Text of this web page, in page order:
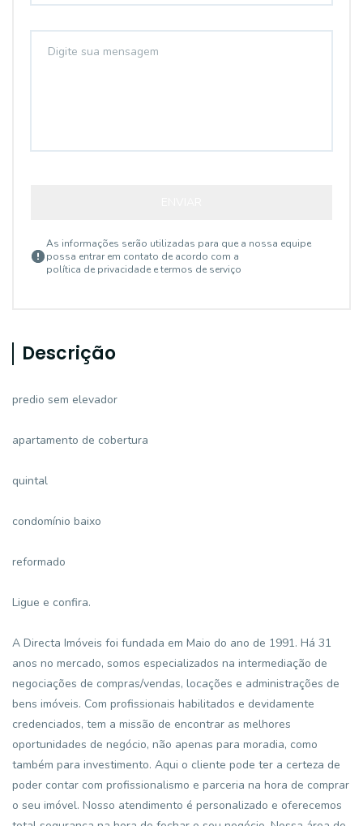
As informações serão utilizadas para que a nossa equipe
possa entrar em contato de acordo com a
política de privacidade e termos de serviço
Descrição
predio sem elevador
apartamento de cobertura
quintal
condomínio baixo
reformado
Ligue e confira.
A Directa Imóveis foi fundada em Maio do ano de 1991. Há 31
anos no mercado, somos especializados na intermediação de
negociações de compras/vendas, locações e administrações de
bens imóveis. Com profissionais habilitados e devidamente
credenciados, tem a missão de encontrar as melhores
oportunidades de negócio, não apenas para moradia, como
também para investimento. Aqui o cliente pode ter a certeza de
poder contar com profissionalismo e parceria na hora de comprar
o seu imóvel. Nosso atendimento é personalizado e oferecemos